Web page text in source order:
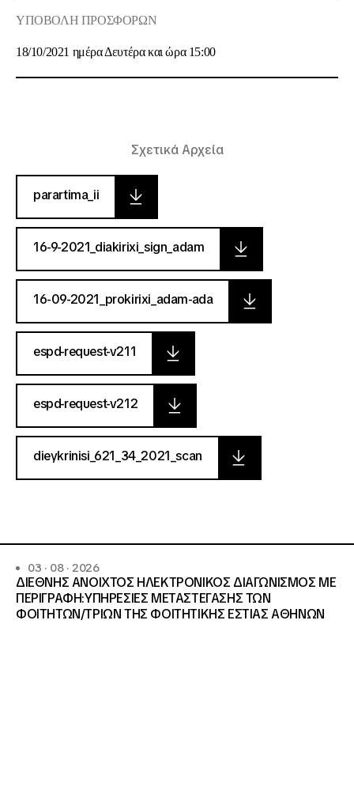
ΥΠΟΒΟΛΗ ΠΡΟΣΦΟΡΩΝ
18/10/2021 ημέρα Δευτέρα και ώρα 15:00
Σχετικά Αρχεία
parartima_ii
16-9-2021_diakirixi_sign_adam
16-09-2021_prokirixi_adam-ada
espd-request-v211
espd-request-v212
dieykrinisi_621_34_2021_scan
03 · 08 · 2026
ΔΙΕΘΝΗΣ ΑΝΟΙΧΤΟΣ ΗΛΕΚΤΡΟΝΙΚΟΣ ΔΙΑΓΩΝΙΣΜΟΣ ΜΕ
ΠΕΡΙΓΡΑΦΗ:ΥΠΗΡΕΣΙΕΣ METAΣΤΕΓΑΣΗΣ ΤΩΝ
ΦΟΙΤΗΤΩΝ/ΤΡΙΩΝ ΤΗΣ ΦΟΙΤΗΤΙΚΗΣ ΕΣΤΙΑΣ ΑΘΗΝΩΝ